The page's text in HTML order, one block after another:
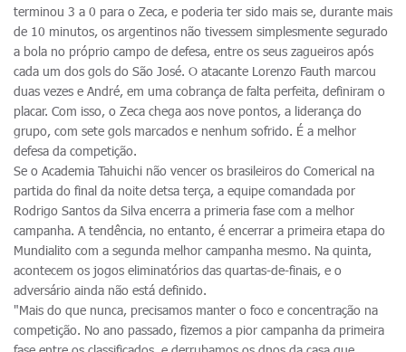
terminou 3 a 0 para o Zeca, e poderia ter sido mais se, durante mais
de 10 minutos, os argentinos não tivessem simplesmente segurado
a bola no próprio campo de defesa, entre os seus zagueiros após
cada um dos gols do São José. O atacante Lorenzo Fauth marcou
duas vezes e André, em uma cobrança de falta perfeita, definiram o
placar. Com isso, o Zeca chega aos nove pontos, a liderança do
grupo, com sete gols marcados e nenhum sofrido. É a melhor
defesa da competição.
Se o Academia Tahuichi não vencer os brasileiros do Comerical na
partida do final da noite detsa terça, a equipe comandada por
Rodrigo Santos da Silva encerra a primeria fase com a melhor
campanha. A tendência, no entanto, é encerrar a primeira etapa do
Mundialito com a segunda melhor campanha mesmo. Na quinta,
acontecem os jogos eliminatórios das quartas-de-finais, e o
adversário ainda não está definido.
"Mais do que nunca, precisamos manter o foco e concentração na
competição. No ano passado, fizemos a pior campanha da primeira